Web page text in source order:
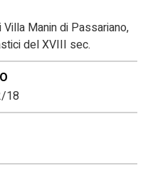
Manin di Passariano,
del XVIII sec.
18